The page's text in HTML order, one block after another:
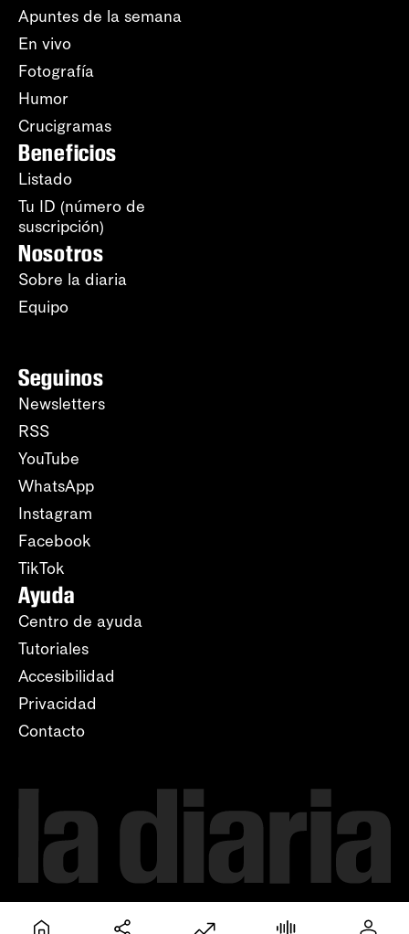
Apuntes de la semana
En vivo
Fotografía
Humor
Crucigramas
Beneficios
Listado
Tu ID (número de
suscripción)
Nosotros
Sobre la diaria
Equipo
Seguinos
Newsletters
RSS
YouTube
WhatsApp
Instagram
Facebook
TikTok
Ayuda
Centro de ayuda
Tutoriales
Accesibilidad
Privacidad
Contacto